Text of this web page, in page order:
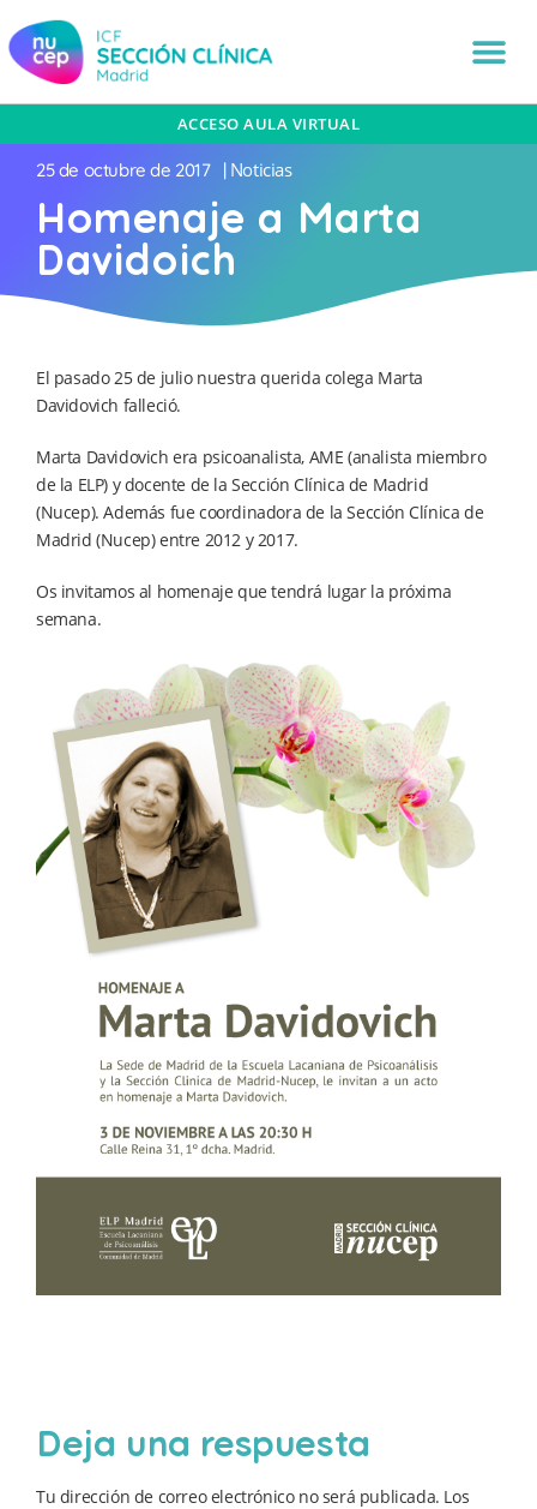
ACCESO AULA VIRTUAL
25 de octubre de 2017 | Noticias
Homenaje a Marta
Davidoich
El pasado 25 de julio nuestra querida colega Marta
Davidovich falleció.
Marta Davidovich era psicoanalista, AME (analista miembro
de la ELP) y docente de la Sección Clínica de Madrid
(Nucep). Además fue coordinadora de la Sección Clínica de
Madrid (Nucep) entre 2012 y 2017.
Os invitamos al homenaje que tendrá lugar la próxima
semana.
Deja una respuesta
Tu dirección de correo electrónico no será publicada. Los